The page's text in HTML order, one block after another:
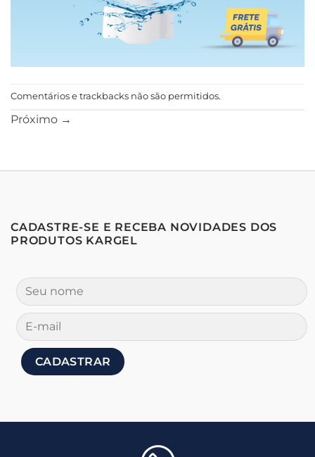
Comentários e trackbacks não são permitidos.
Próximo →
CADASTRE-SE E RECEBA NOVIDADES DOS
PRODUTOS KARGEL